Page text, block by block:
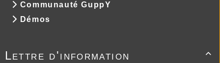
Communauté GuppY
Démos

Lettre d'information